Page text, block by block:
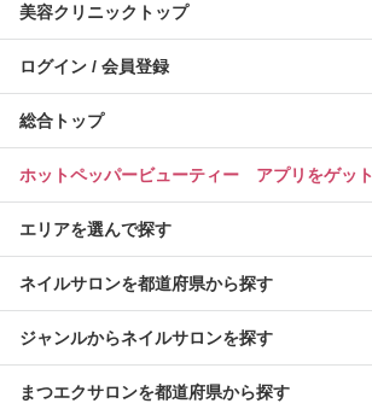
美容クリニックトップ
ログイン / 会員登録
総合トップ
ホットペッパービューティー アプリをゲット
エリアを選んで探す
ネイルサロンを都道府県から探す
ジャンルからネイルサロンを探す
まつエクサロンを都道府県から探す